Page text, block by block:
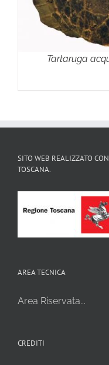
Tartaruga
SITO WEB REALIZZATO
TOSCANA.
AREA TECNICA
Area Riservata...
CREDITI